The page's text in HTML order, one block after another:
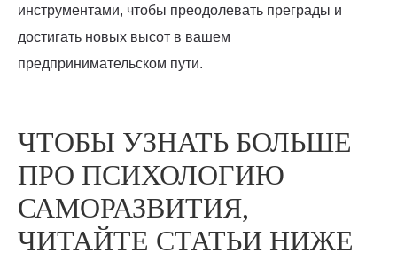
инструментами, чтобы преодолевать преграды и
достигать новых высот в вашем
предпринимательском пути.
ЧТОБЫ УЗНАТЬ БОЛЬШЕ
ПРО ПСИХОЛОГИЮ
САМОРАЗВИТИЯ,
ЧИТАЙТЕ СТАТЬИ НИЖЕ